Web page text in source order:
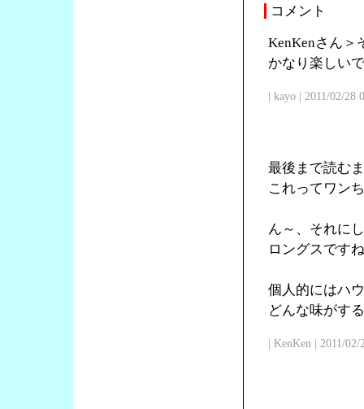
コメント
KenKenさん＞
かなり楽しい
| kayo | 2011/02/28
最後まで読む
これってワン
ん～、それに
ロングスです
個人的にはハ
どんな味がす
| KenKen | 2011/